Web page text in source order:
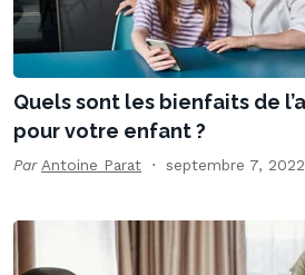
Quels sont les bienfaits de
pour votre enfant ?
Par Antoine Parat septembre 7, 2022